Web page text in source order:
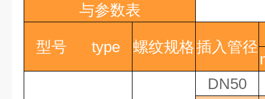
与参数表
型号 type 螺纹规格插入管径
DN50